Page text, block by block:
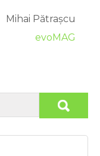
Mihai Pătrașcu
evoMAG